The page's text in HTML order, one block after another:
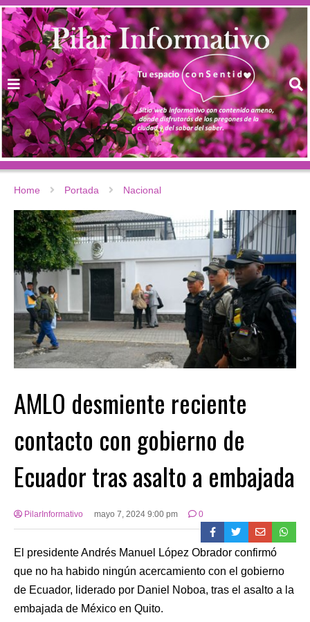
Home Portada Nacional
AMLO desmiente reciente
contacto con gobierno de
Ecuador tras asalto a embajada
PilarInformativo mayo 7, 2024 9:00 pm 0
El presidente Andrés Manuel López Obrador confirmó
que no ha habido ningún acercamiento con el gobierno
de Ecuador, liderado por Daniel Noboa, tras el asalto a la
embajada de México en Quito.